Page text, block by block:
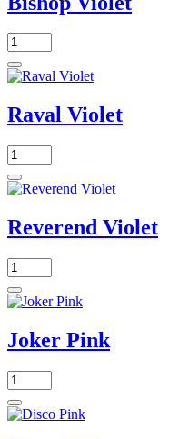
Raval Violet
Reverend Violet
Joker Pink